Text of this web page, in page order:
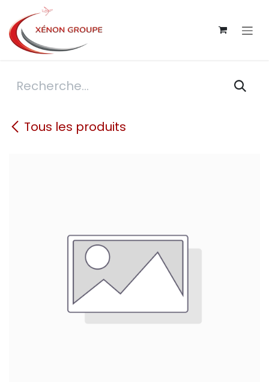
Se rendre au contenu
Tous les produits